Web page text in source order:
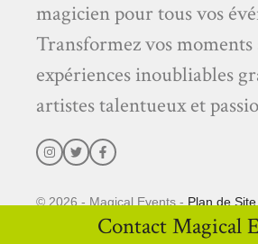
magicien pour tous vos
Transformez vos moments
expériences inoubliables
artistes talentueux et
© 2026 - Magical Events - Plan de Site
Contact Magical